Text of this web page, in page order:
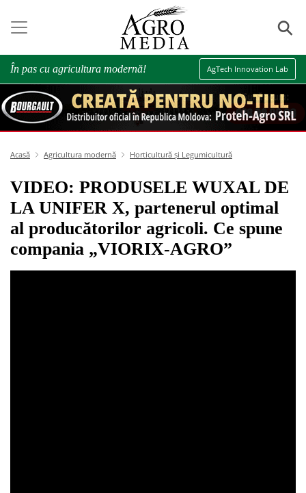
⚲
În pas cu agricultura modernă! AgTech Innovation Lab
Acasă Agricultura modernă Horticultură și Legumicultură
VIDEO: PRODUSELE WUXAL DE
LA UNIFER X, partenerul optimal
al producătorilor agricoli. Ce spune
compania „VIORIX-AGRO”